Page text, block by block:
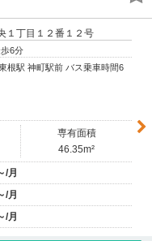
１丁目１２番１２号
歩6分
根駅 神町駅前 バス乗車時間6
専有面積
46.35m²
/月
/月
/月